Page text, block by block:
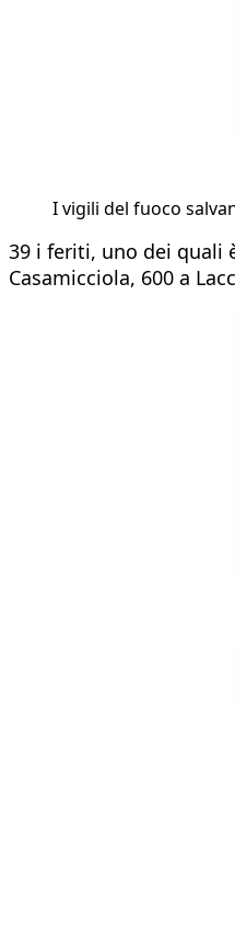
I vigili del fuoco
39 i feriti, uno dei quali
Casamicciola, 600 a